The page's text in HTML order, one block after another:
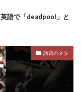
語で「deadpool」と
話題のネタ